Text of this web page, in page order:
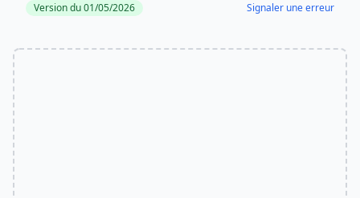
Version du 01/05/2026 Signaler une erreur